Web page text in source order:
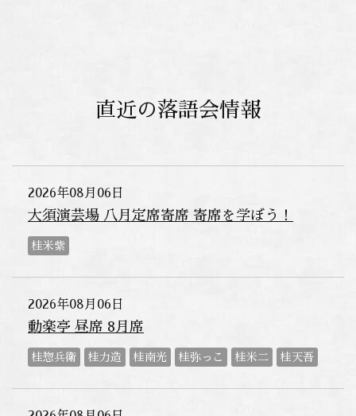
直近の落語会情報
2026年08月06日
大須演芸場 八月定席寄席 寄席を学ぼう！
桂米紫
2026年08月06日
動楽亭 昼席 8月席
桂惣兵衛 桂力造 桂南光 桂弥っこ 桂米二 桂天吾